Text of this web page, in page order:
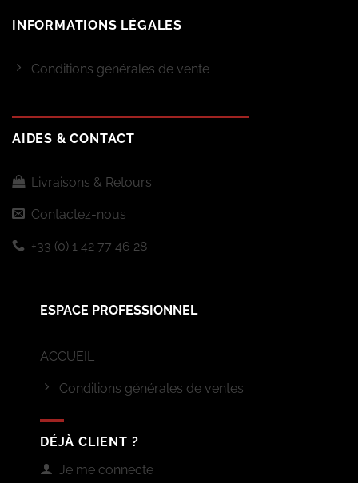
INFORMATIONS LÉGALES
Conditions générales de vente
AIDES & CONTACT
Livraisons & Retours
Contactez-nous
+33 (0) 1 42 77 46 28
ESPACE PROFESSIONNEL
ACCUEIL
Conditions générales de ventes
DÉJÀ CLIENT ?
Je me connecte